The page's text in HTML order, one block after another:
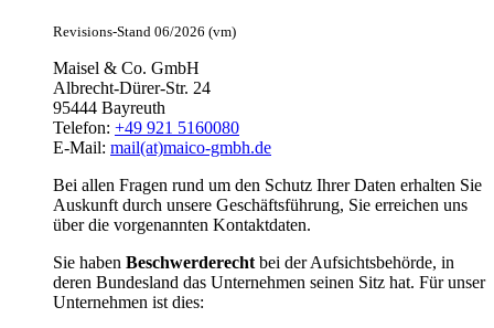
Revisions-Stand 06/2026 (vm)
Maisel & Co. GmbH
Albrecht-Dürer-Str. 24
95444 Bayreuth
Telefon: +49 921 5160080
E-Mail: mail(at)maico-gmbh.de
Bei allen Fragen rund um den Schutz Ihrer Daten erhalten Sie
Auskunft durch unsere Geschäftsführung, Sie erreichen uns
über die vorgenannten Kontaktdaten.
Sie haben Beschwerderecht bei der Aufsichtsbehörde, in
deren Bundesland das Unternehmen seinen Sitz hat. Für unser
Unternehmen ist dies: